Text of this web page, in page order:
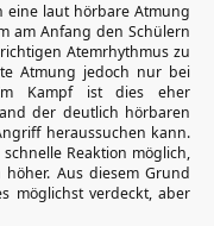
eine laut hörbare Atmung
am Anfang den Schülern
Atemrhythmus zu
Atmung jedoch nur bei
Kampf ist dies eher
der deutlich hörbaren
heraussuchen kann.
Reaktion möglich,
Aus diesem Grund
möglichst verdeckt, aber